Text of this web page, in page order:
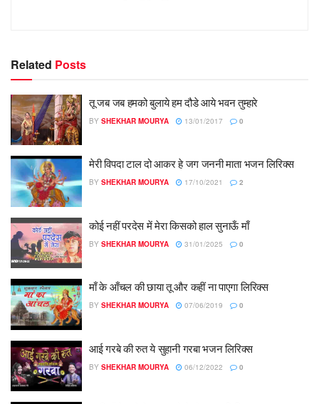
Related Posts
तू जब जब हमको बुलाये हम दौडे आये भवन तुम्हारे
BY SHEKHAR MOURYA 13/01/2017 0
मेरी विपदा टाल दो आकर हे जग जननी माता भजन लिरिक्स
BY SHEKHAR MOURYA 17/10/2021 2
कोई नहीं परदेस में मेरा किसको हाल सुनाऊँ माँ
BY SHEKHAR MOURYA 31/01/2025 0
माँ के आँचल की छाया तू और कहीं ना पाएगा लिरिक्स
BY SHEKHAR MOURYA 07/06/2019 0
आई गरबे की रुत ये सुहानी गरबा भजन लिरिक्स
BY SHEKHAR MOURYA 06/12/2022 0